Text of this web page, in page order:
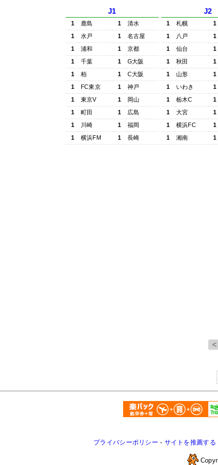
J1
1 鹿島 1
清水
1
水戸 1
名古屋
1
浦和 1
京都
1
千葉 1
G大阪
1
柏 1
C大阪
1
FC東京 1
神戸
1
東京V 1
岡山
1
町田 1
広島
1
川崎 1
福岡
1
横浜FM 1 長崎
J2
1 札幌
1
1
八戸
1
1
仙台
1
1
秋田
1
1
山形
1
1
いわき
1
1
栃木C
1
1
大宮
1
1
横浜FC
1
1
湘南 1
プライバシーポリシー - サイトを推薦する